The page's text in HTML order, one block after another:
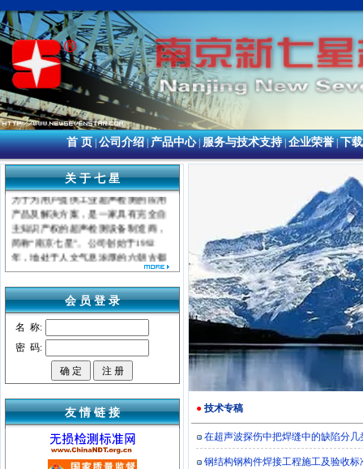
首 页|公司介绍|产品中心|服务与技术支持|企业荣誉|下
关 于 七 星
南京新七星超声技术有限公司致
力于为用户提供工业超声检测的应用
产品及解决方案，是一家具有完全自
主知识产权的超声检测设备制造商，
简称“南京七星”。公司创始于1992
年，地处于人文气息浓厚的六朝古都
——中国南京。是专业从事数字式超
服务于一体的高科技实体企业，于
1995年被南京市政府评为高新技术企
业，是中国领先的数字超声检测仪提
供商。
公司所面向的行业用户群为：石
油、船舶、铁路、锅炉压力容器、航
结构、电力、冶金、实验教学、铸锻
等涉及金属无损检测的所有行业。
持之以恒的创新文化、稳定高水
准的技术团队直接参与用户交流，接
会 员 登 录
名 称:
密 码:
友 情 链 接 ● 技术专稿
在超声波探伤中把焊缝中的缺陷分几
钢结构钢构件焊接工程施工及验收标